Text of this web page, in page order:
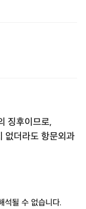
징후이므로,
없더라도 항문외과
석될 수 없습니다.